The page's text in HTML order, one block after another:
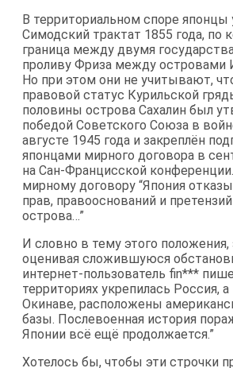
В территориальном споре японцы
Симодский трактат 1855 года, по
граница между двумя
проливу Фриза между островами
Но при этом они не учитывают,
правовой статус Курильской
половины острова Сахалин был
победой Советского Союза в
августе 1945 года и закреплён
японцами мирного договора в
на Сан-Францисской
мирному договору “Япония
прав, правооснований и
острова…”
И словно в тему этого положения,
оценивая сложившуюся
интернет-пользователь fin***
территориях укрепилась Россия,
Окинаве, расположены
базы. Послевоенная история
Японии всё ещё продолжается.”
Хотелось бы, чтобы эти строчки